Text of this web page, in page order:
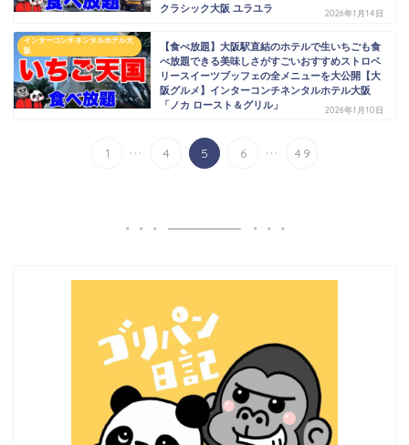
クラシック大阪 ユラユラ
2026年1月14日
インターコンチネンタルホテル大
阪
【食べ放題】大阪駅直結のホテルで生いちごも食
べ放題できる美味しさがすごいおすすめストロベ
リースイーツブッフェの全メニューを大公開【大
阪グルメ】インターコンチネンタルホテル大阪
「ノカ ロースト＆グリル」
2026年1月10日
1 ... 4 5 6 ... 49